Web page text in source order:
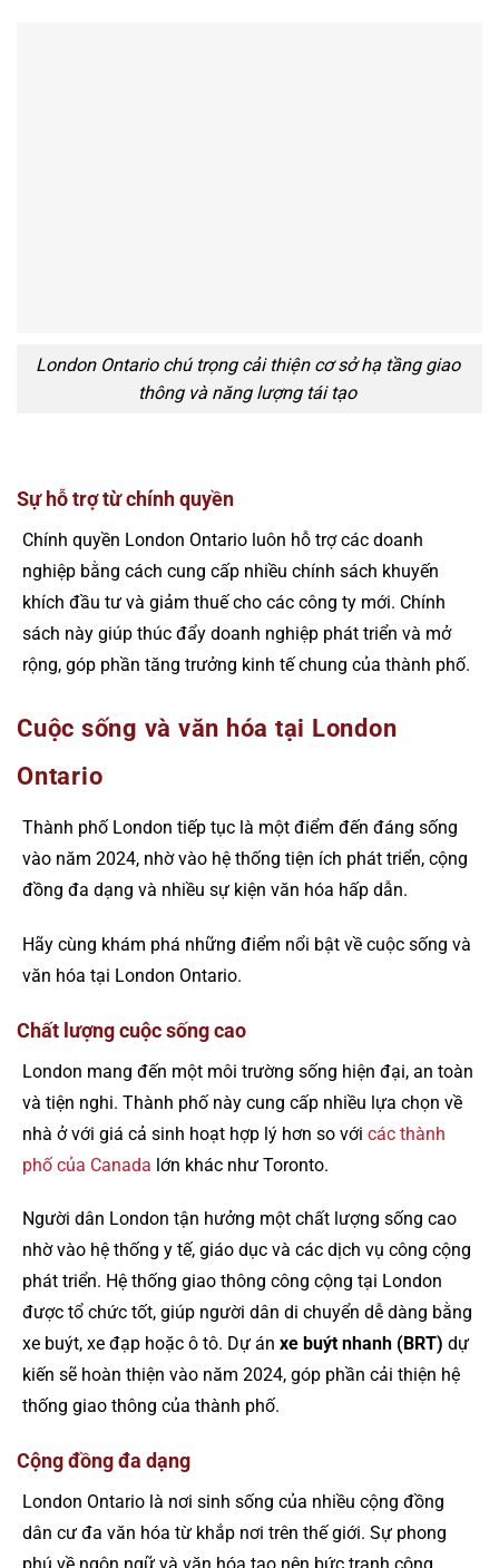
London Ontario chú trọng cải thiện cơ sở hạ tầng giao
thông và năng lượng tái tạo
Sự hỗ trợ từ chính quyền
Chính quyền London Ontario luôn hỗ trợ các doanh
nghiệp bằng cách cung cấp nhiều chính sách khuyến
khích đầu tư và giảm thuế cho các công ty mới. Chính
sách này giúp thúc đẩy doanh nghiệp phát triển và mở
rộng, góp phần tăng trưởng kinh tế chung của thành phố.
Cuộc sống và văn hóa tại London
Ontario
Thành phố London tiếp tục là một điểm đến đáng sống
vào năm 2024, nhờ vào hệ thống tiện ích phát triển, cộng
đồng đa dạng và nhiều sự kiện văn hóa hấp dẫn.
Hãy cùng khám phá những điểm nổi bật về cuộc sống và
văn hóa tại London Ontario.
Chất lượng cuộc sống cao
London mang đến một môi trường sống hiện đại, an toàn
và tiện nghi. Thành phố này cung cấp nhiều lựa chọn về
nhà ở với giá cả sinh hoạt hợp lý hơn so với các thành
phố của Canada lớn khác như Toronto.
Người dân London tận hưởng một chất lượng sống cao
nhờ vào hệ thống y tế, giáo dục và các dịch vụ công cộng
phát triển. Hệ thống giao thông công cộng tại London
được tổ chức tốt, giúp người dân di chuyển dễ dàng bằng
xe buýt, xe đạp hoặc ô tô. Dự án xe buýt nhanh (BRT) dự
kiến sẽ hoàn thiện vào năm 2024, góp phần cải thiện hệ
thống giao thông của thành phố.
Cộng đồng đa dạng
London Ontario là nơi sinh sống của nhiều cộng đồng
dân cư đa văn hóa từ khắp nơi trên thế giới. Sự phong